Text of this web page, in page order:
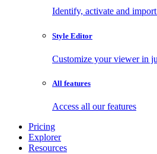
Identify, activate and
Style Editor
Customize your viewer in
All features
Access all our features
Pricing
Explorer
Resources